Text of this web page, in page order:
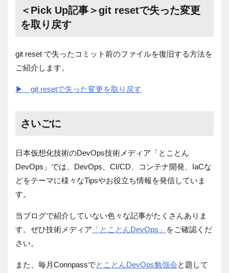
＜Pick Up記事＞git resetで失った変更
を取り戻す
git reset で失ったコミット前のファイルを復旧する方法を
ご紹介します。
▶ git resetで失った変更を取り戻す
さいごに
日本仮想化技術のDevOps技術メディア「とことん
DevOps 」では、 DevOps CI/CD 、コンテナ開発、 IaCな
どをテーマに様々なTipsやお役立ち情報を発信していま
す。
当ブログで紹介していない色々な記事がたくさんありま
す。ぜひ技術メディア 「とことんDevOps」
をご確認くだ
さい。
また、毎月ConnpassでとことんDevOps勉強会と題して